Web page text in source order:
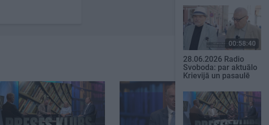
00:58:40
28.06.2026 Radio
Svoboda: par aktuālo
Krievijā un pasaulē